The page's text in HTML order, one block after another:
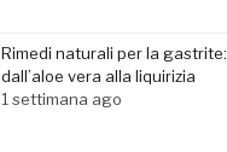
Rimedi naturali per la gastrite:
dall’aloe vera alla liquirizia
1 settimana ago